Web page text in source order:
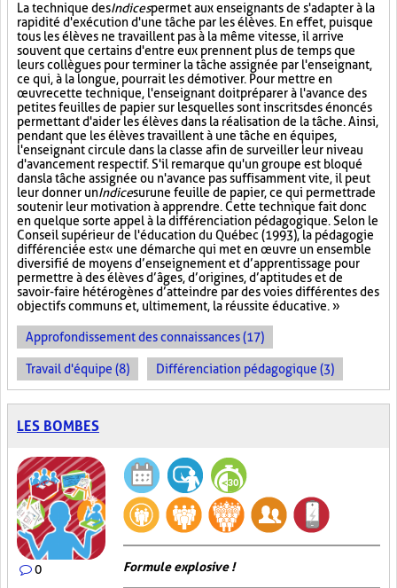
La technique desIndicespermet aux enseignants de s'adapter à la
rapidité d'exécution d'une tâche par les élèves. En effet, puisque
tous les élèves ne travaillent pas à la même vitesse, il arrive
souvent que certains d'entre eux prennent plus de temps que
leurs collègues pour terminer la tâche assignée par l'enseignant,
ce qui, à la longue, pourrait les démotiver. Pour mettre en
œuvre cette technique, l'enseignant doit préparer à l'avance des
petites feuilles de papier sur lesquelles sont inscrits des énoncés
permettant d'aider les élèves dans la réalisation de la tâche. Ainsi,
pendant que les élèves travaillent à une tâche en équipes,
l'enseignant circule dans la classe afin de surveiller leur niveau
d'avancement respectif. S'il remarque qu'un groupe est bloqué
dans la tâche assignée ou n'avance pas suffisamment vite, il peut
leur donner unIndicesurune feuille de papier, ce qui permettra de
soutenir leur motivation à apprendre. Cette technique fait donc
en quelque sorte appel à la différenciation pédagogique. Selon le
Conseil supérieur de l'éducation du Québec (1993), la pédagogie
différenciée est « une démarche qui met en œuvre un ensemble
diversifié de moyens d’enseignement et d’apprentissage pour
permettre à des élèves d’âges, d’origines, d’aptitudes et de
savoir-faire hétérogènes d’atteindre par des voies différentes des
objectifs communs et, ultimement, la réussite éducative. »
Approfondissement des connaissances (17)
Travail d'équipe (8) Différenciation pédagogique (3)
LES BOMBES
0 Formule explosive !